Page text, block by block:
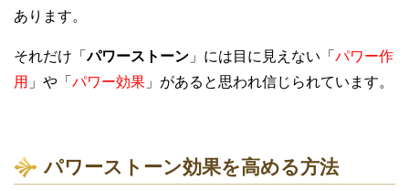
あります。
それだけ「パワーストーン 」には目に見えない「 パワー作
用 」や「 パワー効果 」があると思われ信じられています。
パワーストーン効果を高める方法